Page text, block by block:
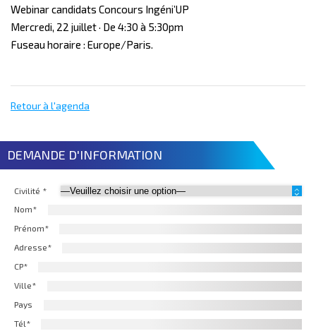
Webinar candidats Concours Ingéni’UP
Mercredi, 22 juillet · De 4:30 à 5:30pm
Fuseau horaire : Europe/Paris.
Retour à l'agenda
DEMANDE D'INFORMATION
Civilité *
Nom*
Prénom*
Adresse*
CP*
Ville*
Pays
Tél*